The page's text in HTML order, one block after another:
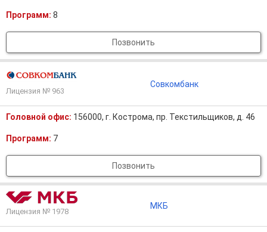
Программ: 8
Позвонить
Лицензия № 963
Совкомбанк
Головной офис: 156000, г. Кострома, пр. Текстильщиков, д. 46
Программ: 7
Позвонить
Лицензия № 1978
МКБ